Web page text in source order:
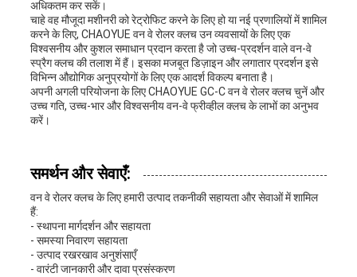
अधिकतम कर सकें।
चाहे वह मौजूदा मशीनरी को रेट्रोफिट करने के लिए हो या नई प्रणालियों में शामिल
करने के लिए, CHAOYUE वन वे रोलर क्लच उन व्यवसायों के लिए एक
विश्वसनीय और कुशल समाधान प्रदान करता है जो उच्च-प्रदर्शन वाले वन-वे
स्प्रैग क्लच की तलाश में हैं। इसका मजबूत डिज़ाइन और लगातार प्रदर्शन इसे
विभिन्न औद्योगिक अनुप्रयोगों के लिए एक आदर्श विकल्प बनाता है।
अपनी अगली परियोजना के लिए CHAOYUE GC-C वन वे रोलर क्लच चुनें और
उच्च गति, उच्च-भार और विश्वसनीय वन-वे फ्रीव्हील क्लच के लाभों का अनुभव
करें।
समर्थन और सेवाएँ:
वन वे रोलर क्लच के लिए हमारी उत्पाद तकनीकी सहायता और सेवाओं में शामिल
हैं:
- स्थापना मार्गदर्शन और सहायता
- समस्या निवारण सहायता
- उत्पाद रखरखाव अनुशंसाएँ
- वारंटी जानकारी और दावा प्रसंस्करण